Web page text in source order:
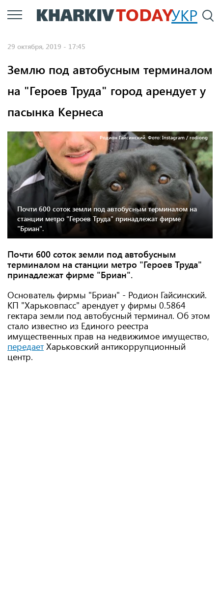
Перейти
к
УКР
29 октября, 2019 - 17:45
Землю под автобусным терминалом
на "Героев Труда" город арендует у
пасынка Кернеса
Родион Гайсинский. Фото: Instagram / rodiong
Почти 600 соток земли под автобусным терминалом на
станции метро "Героев Труда" принадлежат фирме
"Бриан".
Почти 600 соток земли под автобусным
терминалом на станции метро "Героев Труда"
принадлежат фирме "Бриан".
Основатель фирмы "Бриан" - Родион Гайсинский.
КП "Харьковпасс" арендует у фирмы 0.5864
гектара земли под автобусный терминал. Об этом
стало известно из Единого реестра
имущественных прав на недвижимое имущество,
передаетХарьковский антикоррупционный
центр.